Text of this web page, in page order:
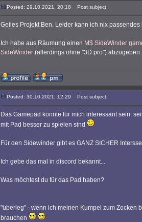
Posted: 29.10.2021, 20:18 Post subject:
Geiles Projekt Ben. Leider kann ich nix
Ich habe aus Räumung einen M$ SideWinder
SideWinder (allerdings ohne "3D pro")
Posted: 30.10.2021, 12:29 Post subject:
Das Gamepad könnte für mich interessant sein,
mit Pad besser zu spielen sind
Für den Sidewinder gibt es GANZ SICHER
Ich gebe das mal in discord bekannt...
Was möchtest du für das Pad haben?
"überleg" - wenn ich meinen Kumpel zum Zocken
brauchen